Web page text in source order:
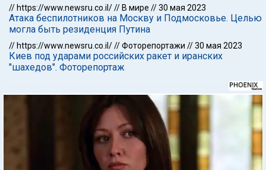
// https://www.newsru.co.il/// В мире //30 мая 2023
Атака беспилотников на Москву и Подмосковье. Целью
могла быть резиденция Путина
// https://www.newsru.co.il///Фоторепортажи //30 мая 2023
Киев под ударами российских ракет и иранских
"шахедов". Фоторепортаж